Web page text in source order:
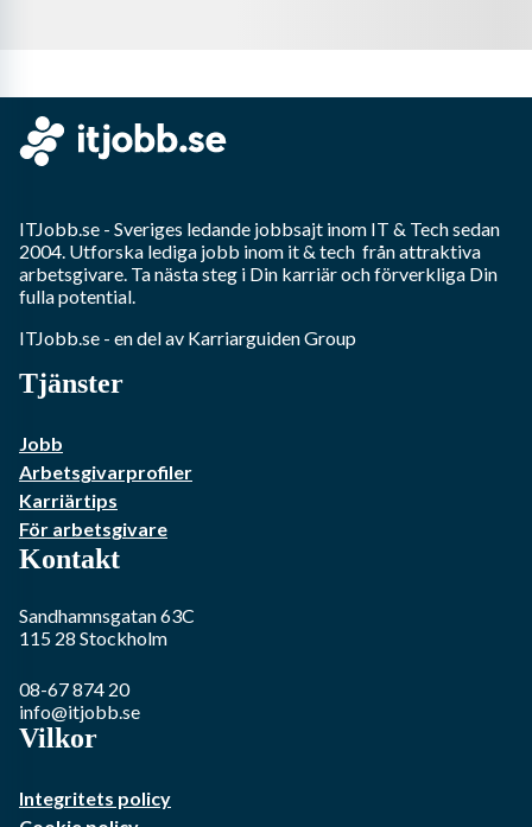
ITJobb.se - Sveriges ledande jobbsajt inom IT & Techsedan
2004. Utforska lediga jobb inom it & tech från attraktiva
arbetsgivare. Ta nästa steg i Din karriär och förverkliga Din
fulla potential.
ITJobb.se - en del av Karriarguiden Group
Tjänster
Jobb
Arbetsgivarprofiler
Karriärtips
För arbetsgivare
Kontakt
Sandhamnsgatan 63C
115 28 Stockholm
08-67 874 20
info@itjobb.se
Vilkor
Integritets policy